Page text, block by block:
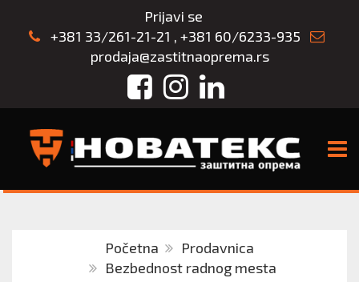
Prijavi se
+381 33/261-21-21 , +381 60/6233-935
prodaja@zastitnaoprema.rs
FacebookInstagram
LinkedIn
Početna
Prodavnica
Bezbednost radnog mesta